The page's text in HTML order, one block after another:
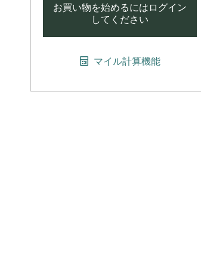
お買い物を始めるにはログイン
してください
マイル計算機能